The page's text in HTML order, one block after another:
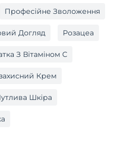
Професійне Зволоження
Догляд Розацеа
З Вітаміном C
Крем
Шкіра